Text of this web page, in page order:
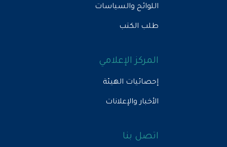
اللوائح والسياسات
طلب الكتب
المركز الإعلامي
إحصائيات الهيئة
الأخبار والإعلانات
اتصل بنا